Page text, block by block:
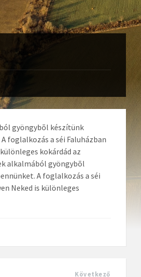
gyöngybõl készítünk
foglalkozás a séi Faluházban
kokárdád az
alkalmából gyöngybõl
A foglalkozás a séi
Neked is különleges
Következő